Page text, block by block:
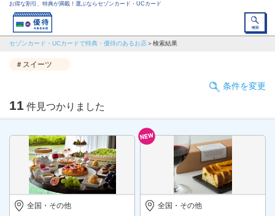
お得な割引、特典が満載！選ぶならセゾンカード・UCカード
セゾンカード・UCカードで特典・優待のあるお店 検索結果
＃スイーツ
条件を変更
11 件見つかりました
全国・その他 全国・その他